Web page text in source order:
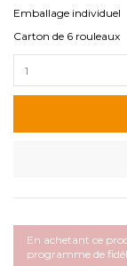
Emballage individuel
Carton de 6 rouleaux
En achetant ce
programme de